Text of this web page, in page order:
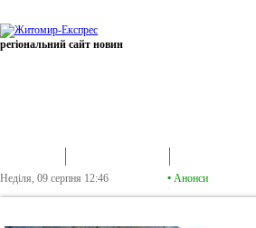
регіональний сайт новин
Неділя, 09 серпня 12:46 • Анонси